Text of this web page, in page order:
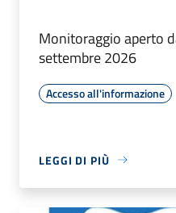
Monitoraggio aperto
settembre 2026
Accesso all'informazione
LEGGI DI PIÙ